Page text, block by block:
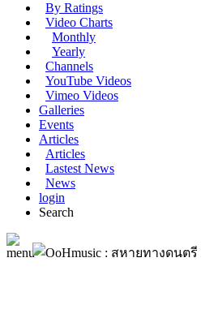
By Ratings
Video Charts
Monthly
Yearly
Channels
YouTube Videos
Vimeo Videos
Galleries
Events
Articles
Articles
Lastest News
News
login
Search